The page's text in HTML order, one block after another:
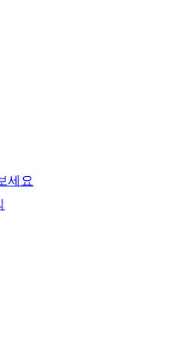
세요